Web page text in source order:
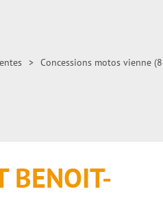
> Concessions motos vienne